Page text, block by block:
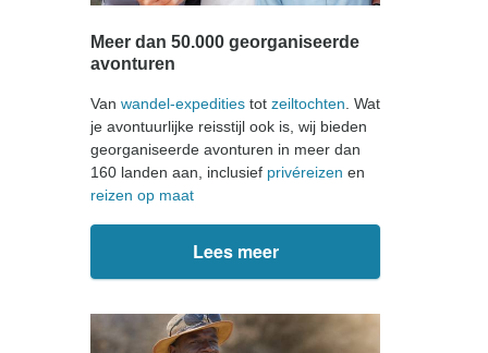
Meer dan 50.000 georganiseerde
avonturen
Van wandel-expedities tot zeiltochten . Wat
je avontuurlijke reisstijl ook is, wij bieden
georganiseerde avonturen in meer dan
160 landen aan, inclusief privéreizen en
reizen op maat
Lees meer